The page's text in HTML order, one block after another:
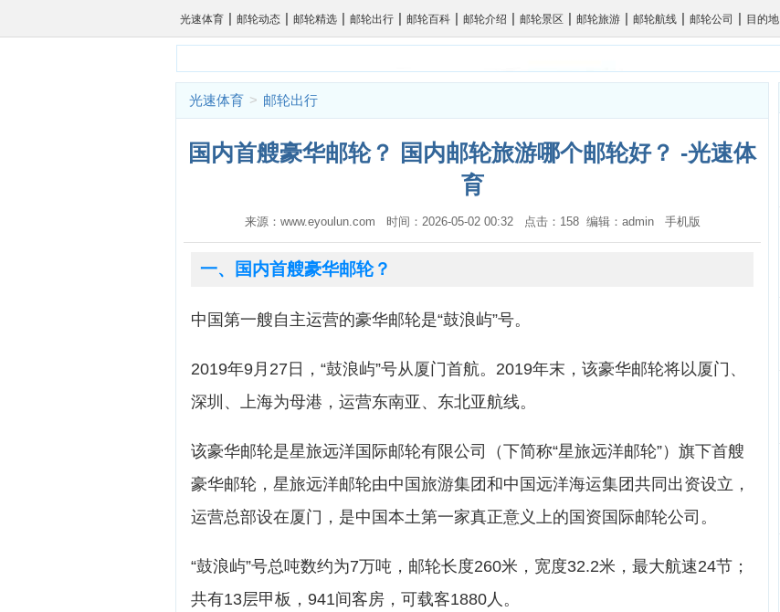
光速体育 | 邮轮动态 | 邮轮精选 | 邮轮出行 | 邮轮百科 | 邮轮介绍 | 邮轮景区 | 邮轮旅游 | 邮轮航线 | 邮轮公司 | 目的地
光速体育 > 邮轮出行
国内首艘豪华邮轮？ 国内邮轮旅游哪个邮轮好？ -光速体
育
来源：www.eyoulun.com 时间：2026-05-02 00:32 点击：158 编辑：admin 手机版
一、国内首艘豪华邮轮？
中国第一艘自主运营的豪华邮轮是“鼓浪屿”号。
2019年9月27日，“鼓浪屿”号从厦门首航。2019年末，该豪华邮轮将以厦门、
深圳、上海为母港，运营东南亚、东北亚航线。
该豪华邮轮是星旅远洋国际邮轮有限公司（下简称“星旅远洋邮轮”）旗下首艘
豪华邮轮，星旅远洋邮轮由中国旅游集团和中国远洋海运集团共同出资设立，
运营总部设在厦门，是中国本土第一家真正意义上的国资国际邮轮公司。
“鼓浪屿”号总吨数约为7万吨，邮轮长度260米，宽度32.2米，最大航速24节；
共有13层甲板，941间客房，可载客1880人。